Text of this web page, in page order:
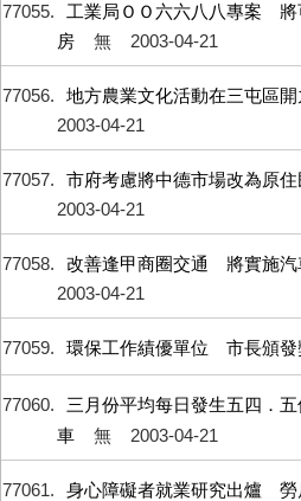
77055
工業局ＯＯ六六八八專案 將
房
無 2003-04-21
77056 地方農業文化活動在三屯區
2003-04-21
77057 市府考慮將中德市場改為原
2003-04-21
77058 改善逢甲商圈交通 將實施汽
2003-04-21
77059 環保工作績優單位 市長頒發
77060
三月份平均每日發生五四．
車
無 2003-04-21
77061
身心障礙者就業研究出爐 勞